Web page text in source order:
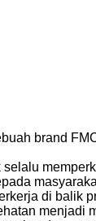
brand
di balik
menjadi